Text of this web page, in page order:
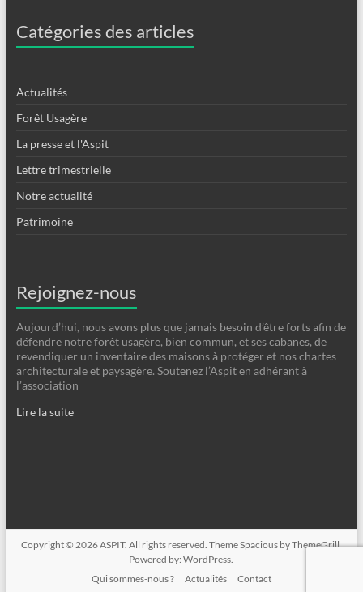
Catégories des articles
Actualités
Forêt Usagère
La presse et l'Aspit
Lettre trimestrielle
Notre actualité
Patrimoine
Rejoignez-nous
Aujourd’hui, nous avons plus que jamais besoin d’être forts afin de
défendre notre forêt usagère, bien commun, et ses cabanes, de
revendiquer un inventaire des maisons à protéger et nos chartes
architecturale et paysagère. Soutenez l’Aspit en adhérant à
l’association
Lire la suite
Copyright © 2026ASPIT. All rights reserved. ThemeSpaciousby ThemeGrill.
Powered by:WordPress
Qui sommes-nous ?
Actualités Contact